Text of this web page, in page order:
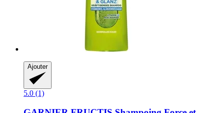
Ajouter
5.0 (1)